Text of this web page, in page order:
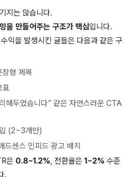
지는 않습니다.
을 만들어주는 구조가 핵심입니다.
익을 발생시킨 글들은 다음과 같은 구
장형 제목
표
해두었습니다” 같은 자연스러운 CTA
(2~3개만)
드센스 인피드 광고 배치
은 0.8~1.2%, 전환율은 1~2% 수준
.